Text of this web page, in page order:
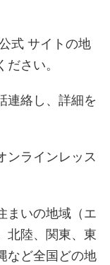
式 サイトの地
さい。
連絡し、詳細を
ンラインレッス
まいの地域（エ
北陸、関東、東
など全国どの地